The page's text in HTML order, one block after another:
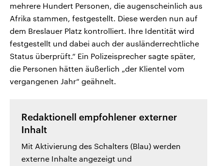
mehrere Hundert Personen, die augenscheinlich aus
Afrika stammen, festgestellt. Diese werden nun auf
dem Breslauer Platz kontrolliert. Ihre Identität wird
festgestellt und dabei auch der ausländerrechtliche
Status überprüft.“ Ein Polizeisprecher sagte später,
die Personen hätten äußerlich „der Klientel vom
vergangenen Jahr“ geähnelt.
Redaktionell empfohlener externer
Inhalt
Mit Aktivierung des Schalters (Blau) werden
externe Inhalte angezeigt und